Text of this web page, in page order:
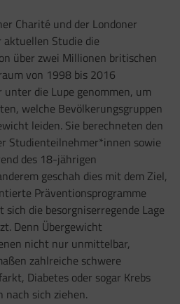
Charité und der Londoner
Studie die
über zwei Millionen britischen
von 1998 bis 2016
die Lupe genommen, um
welche Bevölkerungsgruppen
leiden. Sie berechneten den
Studienteilnehmer*innen sowie
des 18-jährigen
geschah dies mit dem Ziel,
Präventionsprogramme
die besorgniserregende Lage
Denn Übergewicht
nicht nur unmittelbar,
zahlreiche schwere
Diabetes oder sogar Krebs
nach sich ziehen.